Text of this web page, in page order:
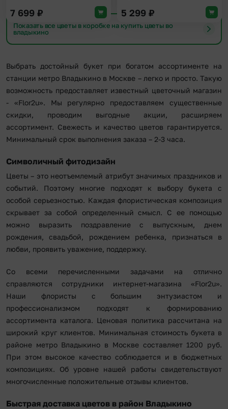
7 699 ₽ 5 299 ₽
Показать все цветы в коробке на купить цветы во
владыкино
Выбрать достойный букет при богатом ассортименте на
станции метро Владыкино в Москве – легко и просто. Такую
возможность предоставляет известный цветочный магазин
- «Flor2u». Мы регулярно предоставляем существенные
скидки, проводим выгодные акции, расширяем
ассортимент. Свежесть и качество цветов гарантируется.
Минимальный срок выполнения заказа – 2-3 часа.
Символичный фитодизайн
Цветы – это неотъемлемый атрибут значимых праздников и
событий. Поэтому многие подходят к выбору букета с
особой серьезностью. Каждая флористическая композиция
скрывает за собой определенный смысл. С ее помощью
можно выразить поздравление с выпускным, днем
рождения, свадьбой, рождением ребенка, признаться в
любви, проявить уважение, поддержку.
Со всеми перечисленными задачами на отлично
справляются сотрудники интернет-магазина «Flor2u».
Наши флористы с большим энтузиастом и
профессионализмом подходят к формированию
ассортимента каталога. Ценовая политика рассчитана на
широкий круг клиентов. Минимальная стоимость букета в
районе метро Владыкино в Москве составляет 1200 руб.
При этом высокое качество соблюдается и в бюджетных
композициях. Об уровне нашей работы свидетельствуют
многочисленные положительные отзывы клиентов.
Быстрая доставка цветов в район Владыкино